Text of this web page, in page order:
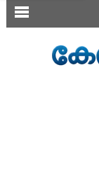
SECTIONS